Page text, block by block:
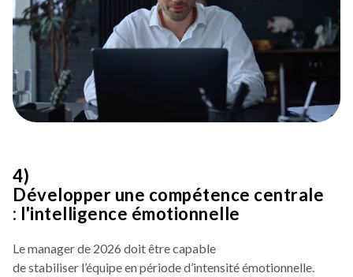
4)
Développer une compétence centrale
: l'intelligence émotionnelle
Le manager de 2026 doit être capable
de stabiliser l’équipe en période d’intensité émotionnelle.